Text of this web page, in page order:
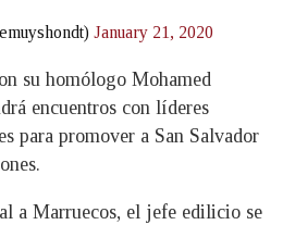
January 21, 2020
su homólogo Mohamed
encuentros con líderes
para promover a San Salvador
a Marruecos, el jefe edilicio se